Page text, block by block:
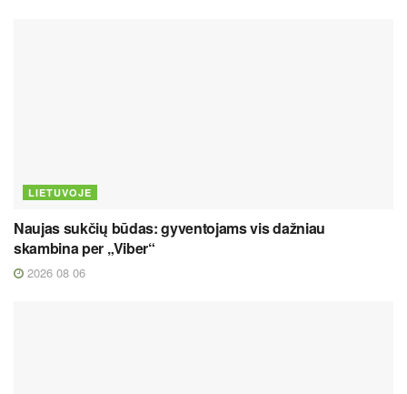
LIETUVOJE
Naujas sukčių būdas: gyventojams vis dažniau
skambina per „Viber“
2026 08 06